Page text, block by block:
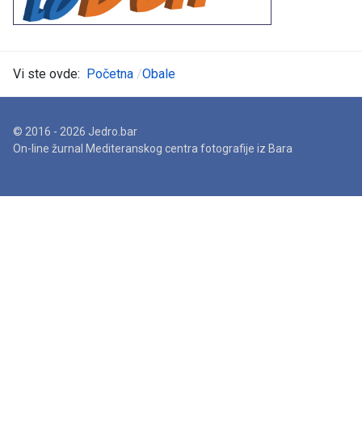
Vi ste ovde: Početna Obale
© 2016 - 2026 Jedro.bar
On-line žurnal Mediteranskog centra fotografije iz Bara